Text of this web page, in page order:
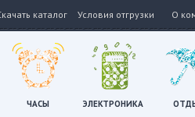
каталог Условия отгрузки О
ЧАСЫ ЭЛЕКТРОНИКА